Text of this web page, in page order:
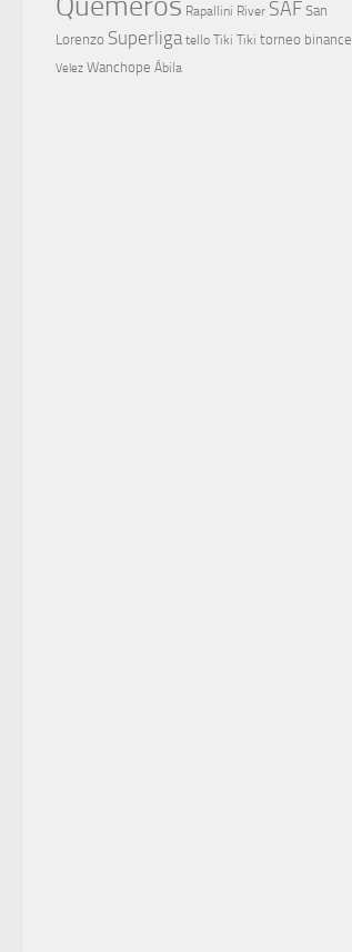
Rapallini River SAF San
Lorenzo Superliga tello Tiki Tiki torneo binance
Velez Wanchope Ábila